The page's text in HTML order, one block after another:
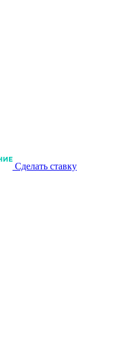
Сделать ставку